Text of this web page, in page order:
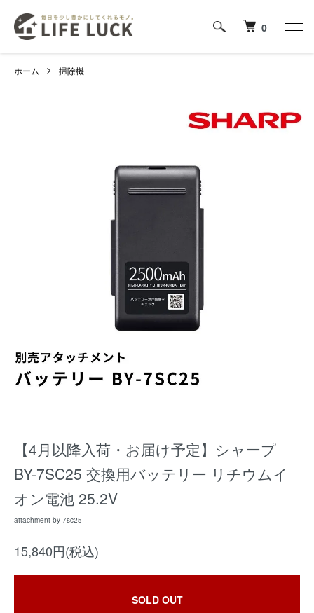
0
ホーム 掃除機
【4月以降入荷・お届け予定】シャープ
BY-7SC25 交換用バッテリー リチウムイ
オン電池 25.2V
attachment-by-7sc25
15,840円(税込)
SOLD OUT